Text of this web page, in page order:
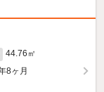
44.76㎡
8ヶ月